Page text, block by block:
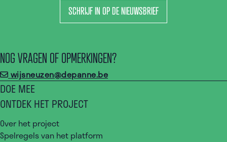
SCHRIJF IN OP DE NIEUWSBRIEF
NOG VRAGEN OF OPMERKINGEN?
wijsneuzen@depanne.be
DOE MEE
ONTDEK HET PROJECT
Over het project
Spelregels van het platform